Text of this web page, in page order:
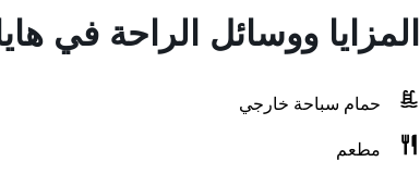
المزايا ووسائل الراحة في
حمام سباحة خارجي
مطعم